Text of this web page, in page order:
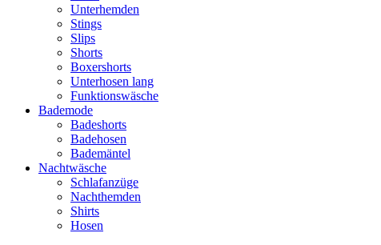
Unterhemden
Stings
Slips
Shorts
Boxershorts
Unterhosen lang
Funktionswäsche
Bademode
Badeshorts
Badehosen
Bademäntel
Nachtwäsche
Schlafanzüge
Nachthemden
Shirts
Hosen